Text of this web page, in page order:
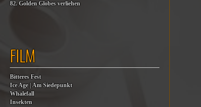
82. Golden Globes verliehen
FILM
Bitteres Fest
Ice Age | Am Siedepunkt
Whalefall
Insekten